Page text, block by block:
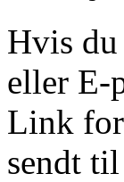
Hvis
eller E-
Link for
sendt